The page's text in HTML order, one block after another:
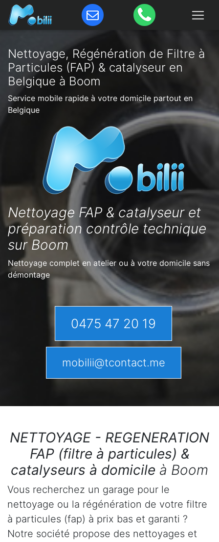
Nettoyage, Régénération de Filtre à
Particules (FAP) & catalyseur en
Belgique à Boom
Service mobile rapide à votre domicile partout en
Belgique
Nettoyage FAP & catalyseur et
préparation contrôle technique
sur Boom
Nettoyage complet en atelier ou à votre domicile sans
démontage
0475 47 20 19
mobilii@tcontact.me
NETTOYAGE - REGENERATION
FAP (filtre à particules) &
catalyseurs à domicile à Boom
Vous recherchez un garage pour le
nettoyage ou la régénération de votre filtre
à particules (fap) à prix bas et garanti ?
Notre société propose des nettoyages et